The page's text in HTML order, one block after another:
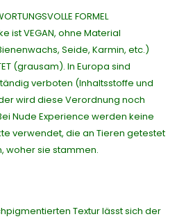
FORMEL
ist VEGAN, ohne Material
Seide, Karmin, etc.)
(grausam). In Europa sind
verboten (Inhaltsstoffe und
wird diese Verordnung noch
Nude Experience werden keine
verwendet, die an Tieren getestet
woher sie stammen.
Textur lässt sich der